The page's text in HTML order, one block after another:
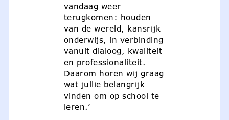
vandaag weer
terugkomen: houden
van de wereld, kansrijk
onderwijs, in verbinding
vanuit dialoog, kwaliteit
en professionaliteit.
Daarom horen wij graag
wat jullie belangrijk
vinden om op school te
leren.’